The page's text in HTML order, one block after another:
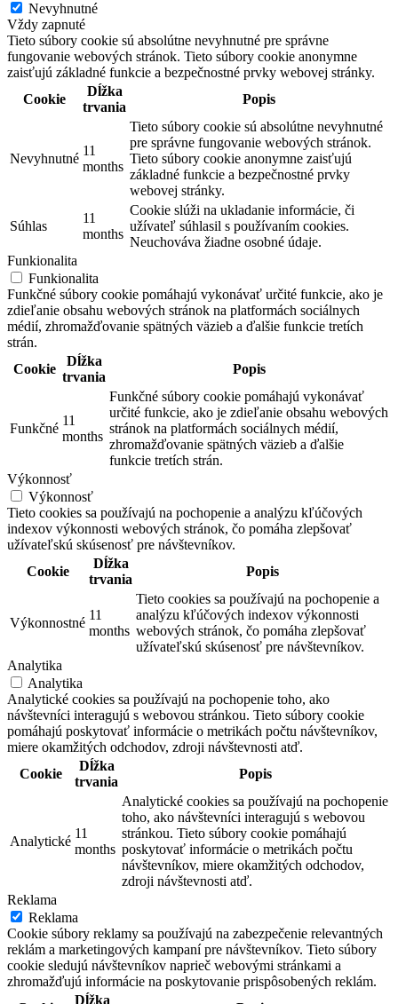
Nevyhnutné
Vždy zapnuté
Tieto súbory cookie sú absolútne nevyhnutné pre správne
fungovanie webových stránok. Tieto súbory cookie anonymne
zaisťujú základné funkcie a bezpečnostné prvky webovej stránky.
Cookie
Dĺžka
trvania
Popis
Nevyhnutné
11
months
Tieto súbory cookie sú absolútne nevyhnutné
pre správne fungovanie webových stránok.
Tieto súbory cookie anonymne zaisťujú
základné funkcie a bezpečnostné prvky
webovej stránky.
Súhlas
11
months
Cookie slúži na ukladanie informácie, či
užívateľ súhlasil s používaním cookies.
Neuchováva žiadne osobné údaje.
Funkionalita
Funkionalita
Funkčné súbory cookie pomáhajú vykonávať určité funkcie, ako je
zdieľanie obsahu webových stránok na platformách sociálnych
médií, zhromažďovanie spätných väzieb a ďalšie funkcie tretích
strán.
Cookie
Dĺžka
trvania
Popis
Funkčné
11
months
Funkčné súbory cookie pomáhajú vykonávať
určité funkcie, ako je zdieľanie obsahu webových
stránok na platformách sociálnych médií,
zhromažďovanie spätných väzieb a ďalšie
funkcie tretích strán.
Výkonnosť
Výkonnosť
Tieto cookies sa používajú na pochopenie a analýzu kľúčových
indexov výkonnosti webových stránok, čo pomáha zlepšovať
užívateľskú skúsenosť pre návštevníkov.
Cookie
Dĺžka
trvania
Popis
Výkonnostné
11
months
Tieto cookies sa používajú na pochopenie a
analýzu kľúčových indexov výkonnosti
webových stránok, čo pomáha zlepšovať
užívateľskú skúsenosť pre návštevníkov.
Analytika
Analytika
Analytické cookies sa používajú na pochopenie toho, ako
návštevníci interagujú s webovou stránkou. Tieto súbory cookie
pomáhajú poskytovať informácie o metrikách počtu návštevníkov,
miere okamžitých odchodov, zdroji návštevnosti atď.
Cookie
Dĺžka
trvania
Popis
Analytické
11
months
Analytické cookies sa používajú na pochopenie
toho, ako návštevníci interagujú s webovou
stránkou. Tieto súbory cookie pomáhajú
poskytovať informácie o metrikách počtu
návštevníkov, miere okamžitých odchodov,
zdroji návštevnosti atď.
Reklama
Reklama
Cookie súbory reklamy sa používajú na zabezpečenie relevantných
reklám a marketingových kampaní pre návštevníkov. Tieto súbory
cookie sledujú návštevníkov naprieč webovými stránkami a
zhromažďujú informácie na poskytovanie prispôsobených reklám.
Dĺžka